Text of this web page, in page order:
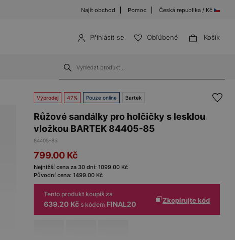
Najít obchod Pomoc Česká republika / Kč
Přihlásit se Obľúbené Košík
Výprodej 47% Pouze online Bartek
Růžové sandálky pro holčičky s lesklou
vložkou BARTEK 84405-85
84405-85
799.00 Kč
Nejnižší cena za 30 dní: 1099.00 Kč
Původní cena: 1499.00 Kč
Tento produkt koupíš za
639.20 Kč s kódem FINAL20 Zkopírujte kód